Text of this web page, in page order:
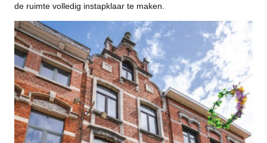
de ruimte volledig instapklaar te maken.